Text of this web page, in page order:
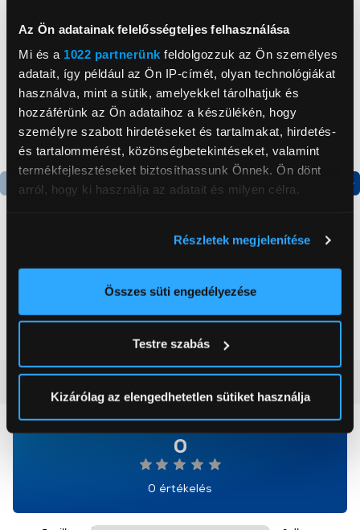
Az Ön adatainak felelősségteljes felhasználása
Mi és a 1022 partnerünk feldolgozzuk az Ön személyes
adatait, így például az Ön IP-címét, olyan technológiákat
használva, mint a sütik, amelyekkel tárolhatjuk és
hozzáférünk az Ön adataihoz a készülékén, hogy
személyre szabott hirdetéseket és tartalmakat, hirdetés-
és tartalommérést, közönségbetekintéseket, valamint
termékfejlesztéseket biztosíthassunk Önnek. Ön dönt
arról, hogy ki használja az adatait és milyen célra.
elhelyezkedéséről pár méteres pontossággal
Az Ön készülékén beazonosítása annak konkrét
módjairól és adja meg preferenciáit aRészletek
pontban. Bármikor módosíthatja vagy visszavonhatja a
Sütinyilatkozathoz való hozzájárulását.
okat használ, melyeket az Ön gépén tárol a rendszer. A
cookie-k személyazonosítására nem alkalmasak,
szolgáltatásaink biztosításához szükségesek. Az oldal
További információk:ÁSZFésAdatvédelem
Részletek megjelenítése
Összes süti engedélyezése
Testre szabás
Kizárólag az elengedhetetlen sütiket használja
199 999 Ft
kombinált hűtőszekrény
179 999 Ft
0
0 értékelés